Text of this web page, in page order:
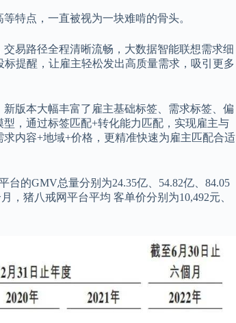
特点，一直被视为一块难啃的骨头。
易路径全程清晰流畅，大数据智能联想需求细
提醒，让雇主轻松发出高质量需求，吸引更多
版本大幅丰富了雇主基础标签、需求标签、偏
，通过标签匹配+转化能力匹配，实现雇主与
内容+地域+价格，更精准快速为雇主匹配合适
台的GMV总量分别为24.35亿、54.82亿、84.05
，猪八戒网平台平均 客单价分别为10,492元、